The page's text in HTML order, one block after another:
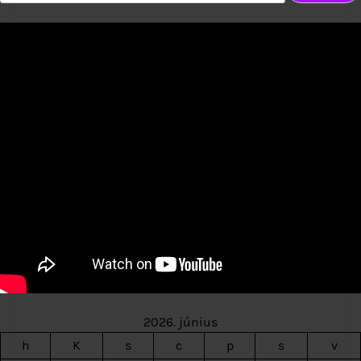
2026. június
h
K s c p s v